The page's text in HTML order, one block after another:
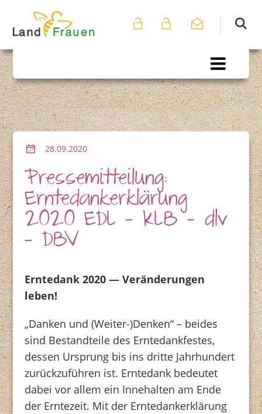
28.09.2020
Pressemitteilung:
Erntedankerklärung
2020 EDL – KLB – dlv
– DBV
Erntedank 2020 — Veränderungen
leben!
„Danken und (Weiter-)Denken“ – beides
sind Bestandteile des Erntedankfestes,
dessen Ursprung bis ins dritte Jahrhundert
zurückzuführen ist. Erntedank bedeutet
dabei vor allem ein Innehalten am Ende
der Erntezeit. Mit der Erntedankerklärung